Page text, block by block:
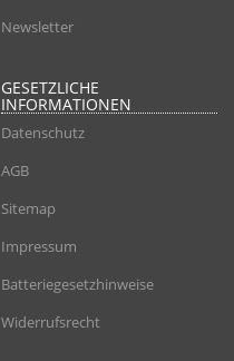
Newsletter
GESETZLICHE
INFORMATIONEN
Datenschutz
AGB
Sitemap
Impressum
Batteriegesetzhinweise
Widerrufsrecht